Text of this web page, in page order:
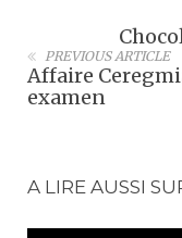
PREVIOUS ARTICLE
Affaire
examen
A LIRE AUSSI